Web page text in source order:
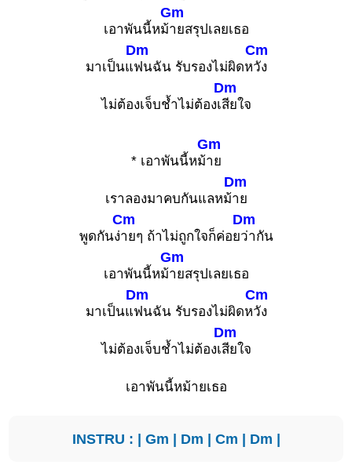
เอาพันนี้หม้
Gm
ายสรุปเลยเธอ
มาเป็นแ
Dm
ฟนฉัน รับรองไม่ผิดห
Cm
วัง
ไม่ต้องเจ็บช้ำไม่ต้องเ
Dm
สียใจ
* เอาพันนี้หม้
Gm
าย
เราลองมาคบกันแลหม้
Dm
าย
พูดกันง่
Cm
ายๆ ถ้าไม่ถูกใจก็ค่อย
Dm
ว่ากัน
เอาพันนี้หม้
Gm
ายสรุปเลยเธอ
มาเป็นแ
Dm
ฟนฉัน รับรองไม่ผิดห
Cm
วัง
ไม่ต้องเจ็บช้ำไม่ต้องเ
Dm
สียใจ
เอาพันนี้หม้ายเธอ
INSTRU : | Gm | Dm | Cm | Dm |